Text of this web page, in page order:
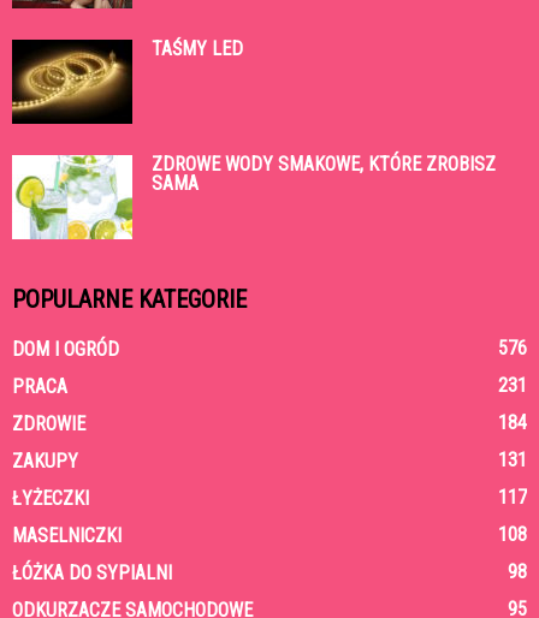
TAŚMY LED
ZDROWE WODY SMAKOWE, KTÓRE ZROBISZ
SAMA
POPULARNE KATEGORIE
DOM I OGRÓD
576
PRACA
231
ZDROWIE
184
ZAKUPY
131
ŁYŻECZKI
117
MASELNICZKI
108
ŁÓŻKA DO SYPIALNI
98
ODKURZACZE SAMOCHODOWE
95